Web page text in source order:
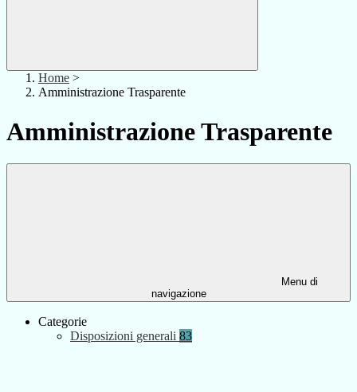
Home >
Amministrazione Trasparente
Amministrazione Trasparente
Menu di
navigazione
Categorie
Disposizioni generali 83